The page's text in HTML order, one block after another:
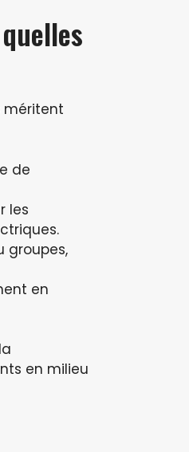
méritent
de
les
groupes,
en
en milieu